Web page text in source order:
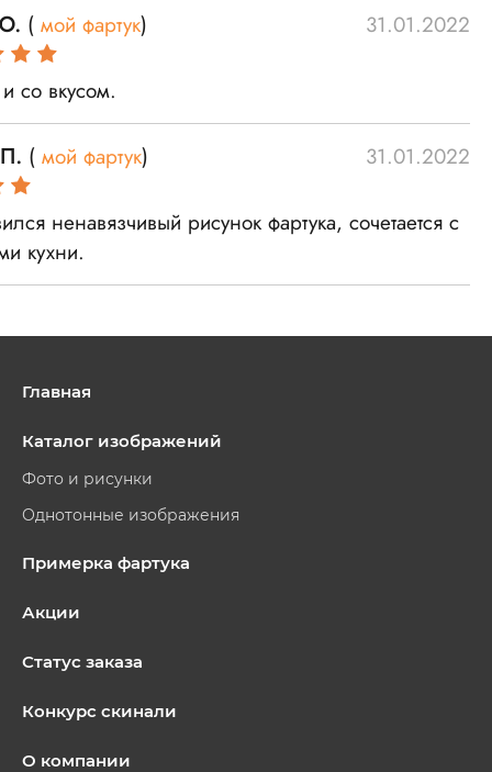
( мой фартук) 31.01.2022
со вкусом.
( мой фартук) 31.01.2022
ненавязчивый рисунок фартука, сочетается с
кухни.
Главная
Каталог изображений
Фото и рисунки
Однотонные изображения
Примерка фартука
Акции
Статус заказа
Конкурс скинали
О компании